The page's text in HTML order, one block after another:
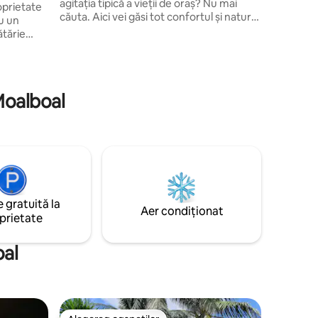
un
între
21:00.
agitația tipică a vieții de oraș? Nu mai
căuta. Aici vei găsi tot confortul și natura
ecranul nostru mare. Sau de ce să nu
încerci canyoneering în cascade limpezi
gratuită la
Aer condiționat